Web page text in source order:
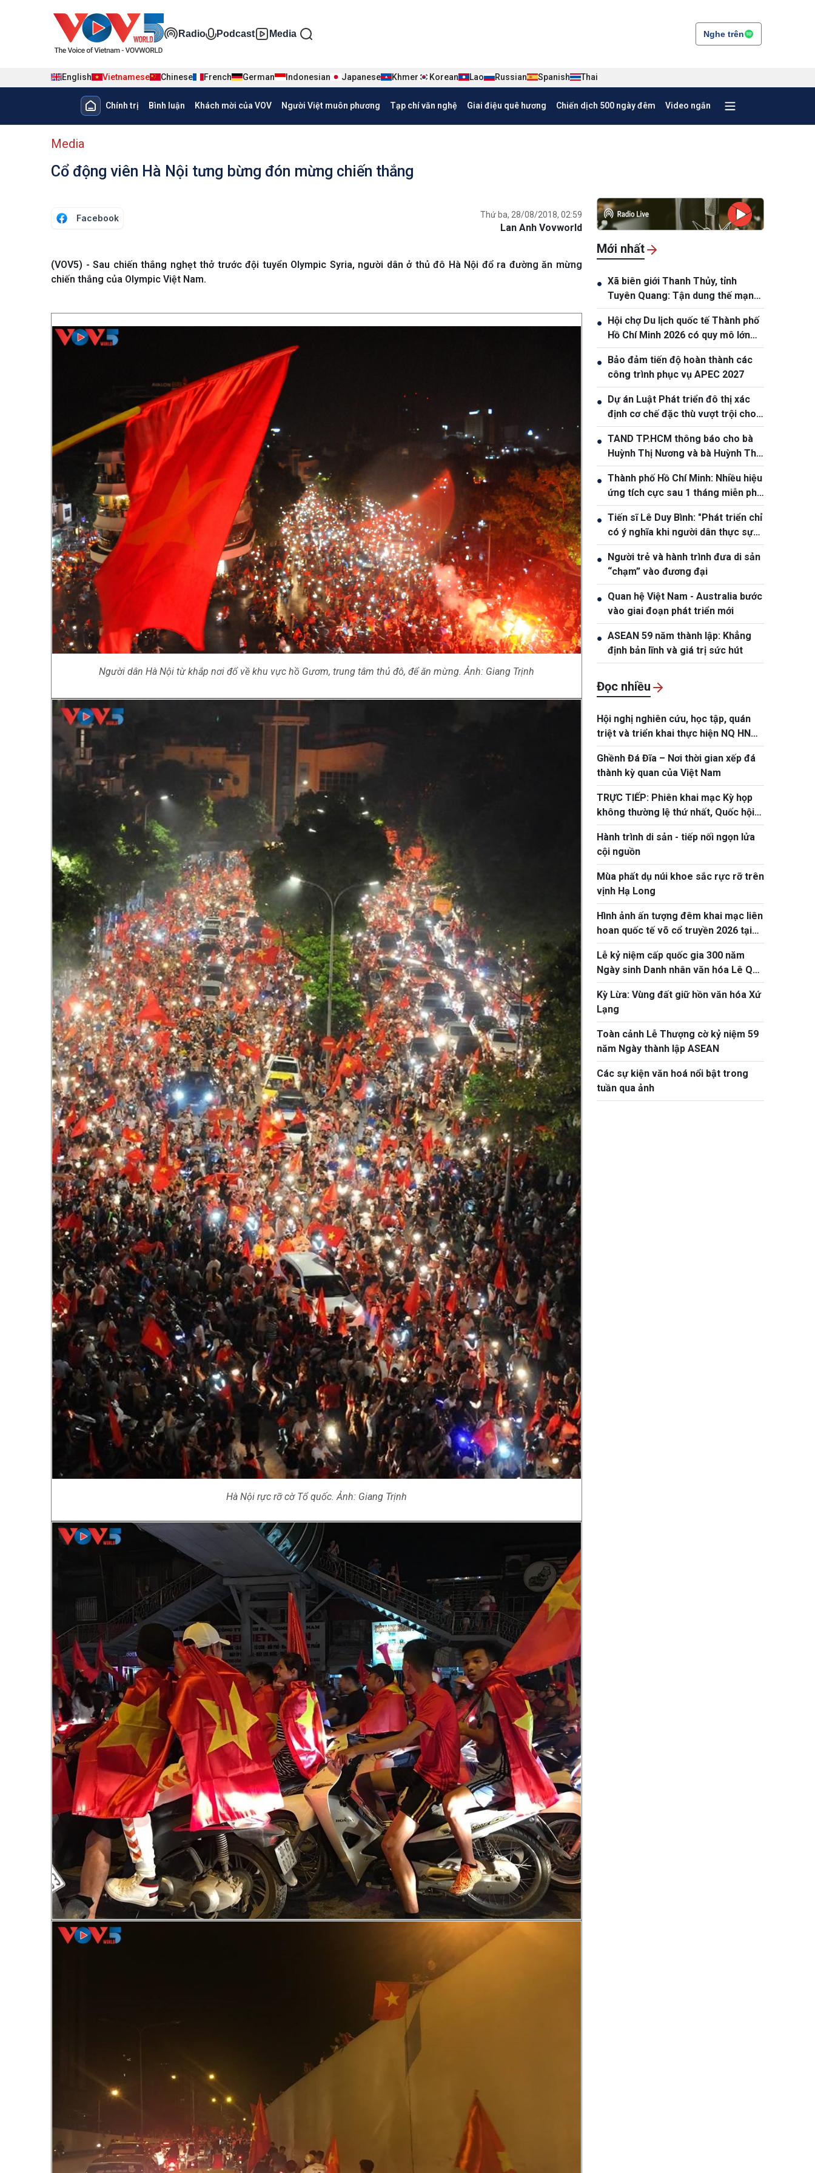
Đa phương tiện tiếng Việt
Radio Podcast Media Nghe trên
English Vietnamese Chinese French German Indonesian Japanese Khmer Korean Lao Russian Spanish Thai
Main navigation
Chính trị Bình luận Khách mời của VOV Người Việt muôn phương Tạp chí văn nghệ Giai điệu quê hương Chiến dịch 500 ngày đêm Video ngắn
menu phụ tiếng Việt
Media
Cổ động viên Hà Nội tưng bừng đón mừng chiến thắng
Facebook Thứ ba, 28/08/2018, 02:59
Lan Anh Vovworld
(VOV5) - Sau chiến thắng nghẹt thở trước đội tuyển Olympic Syria, người dân ở thủ đô Hà Nội đổ ra đường ăn mừng
chiến thắng của Olympic Việt Nam.
Người dân Hà Nội từ khắp nơi đổ về khu vực hồ Gươm, trung tâm thủ đô, để ăn mừng. Ảnh: Giang Trịnh
Hà Nội rực rỡ cờ Tổ quốc. Ảnh: Giang Trịnh
Mới nhất
● Xã biên giới Thanh Thủy, tỉnh
Tuyên Quang: Tận dung thế mạnh
tự nhiên để nâng cao đời sống
nhân dân
● Hội chợ Du lịch quốc tế Thành phố
Hồ Chí Minh 2026 có quy mô lớn
nhất từ trước đến nay
● Bảo đảm tiến độ hoàn thành các
công trình phục vụ APEC 2027
● Dự án Luật Phát triển đô thị xác
định cơ chế đặc thù vượt trội cho
Thành phố Hồ Chí Minh
● TAND TP.HCM thông báo cho bà
Huỳnh Thị Nương và bà Huỳnh Thị
Lý
● Thành phố Hồ Chí Minh: Nhiều hiệu
ứng tích cực sau 1 tháng miễn phí
xe buýt
● Tiến sĩ Lê Duy Bình: "Phát triển chỉ
có ý nghĩa khi người dân thực sự
được thụ hưởng"
● Người trẻ và hành trình đưa di sản
“chạm” vào đương đại
● Quan hệ Việt Nam - Australia bước
vào giai đoạn phát triển mới
● ASEAN 59 năm thành lập: Khẳng
định bản lĩnh và giá trị sức hút
Đọc nhiều
Hội nghị nghiên cứu, học tập, quán
triệt và triển khai thực hiện NQ HN
lần 3 BCH TW Đảng khóa XIV
Ghềnh Đá Đĩa – Nơi thời gian xếp đá
thành kỳ quan của Việt Nam
TRỰC TIẾP: Phiên khai mạc Kỳ họp
không thường lệ thứ nhất, Quốc hội
khóa XVI
Hành trình di sản - tiếp nối ngọn lửa
cội nguồn
Mùa phất dụ núi khoe sắc rực rỡ trên
vịnh Hạ Long
Hình ảnh ấn tượng đêm khai mạc liên
hoan quốc tế võ cổ truyền 2026 tại
Gia Lai
Lễ kỷ niệm cấp quốc gia 300 năm
Ngày sinh Danh nhân văn hóa Lê Quý
Đôn
Kỳ Lừa: Vùng đất giữ hồn văn hóa Xứ
Lạng
Toàn cảnh Lễ Thượng cờ kỷ niệm 59
năm Ngày thành lập ASEAN
Các sự kiện văn hoá nổi bật trong
tuần qua ảnh